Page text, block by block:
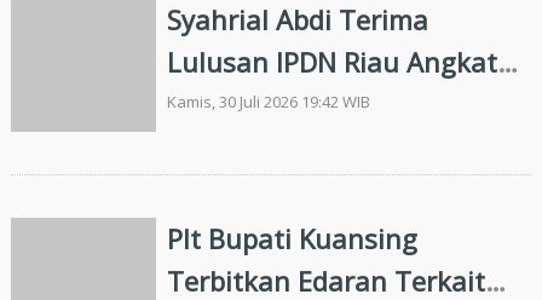
Syahrial Abdi Terima
Lulusan IPDN Riau Angkatan
2026
Kamis, 30 Juli 2026 19:42 WIB
Plt Bupati Kuansing
Terbitkan Edaran Terkait